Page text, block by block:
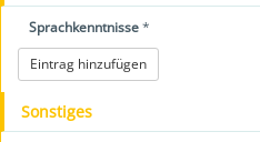
Sprachkenntnisse*
Eintrag hinzufügen
Sonstiges